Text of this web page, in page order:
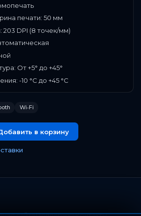
печати: 50 мм
203 DPI (8 точек/мм)
От +5° до +45°
-10 °C до +45 °C
Wi‑Fi
в корзину